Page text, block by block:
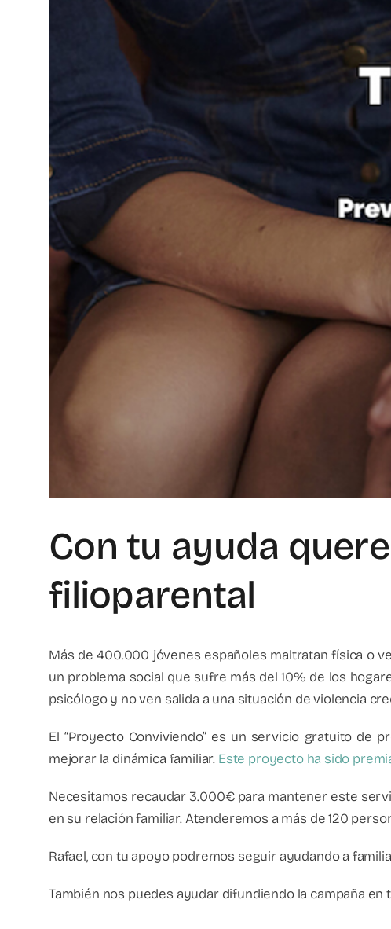
Con tu ayuda
filioparental
Más de 400.000 jóvenes españoles maltratan física o
un problema social que sufre más del 10% de los
psicólogo y no ven salida a una situación de violencia
El “Proyecto Conviviendo” es un servicio gratuito de
mejorar la dinámica familiar. Este proyecto ha sido
Necesitamos recaudar 3.000€ para mantener este
en su relación familiar. Atenderemos a más de 120
Rafael, con tu apoyo podremos seguir ayudando a
También nos puedes ayudar difundiendo la campaña